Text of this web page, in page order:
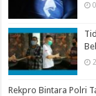
Rekpro Bintara Polri